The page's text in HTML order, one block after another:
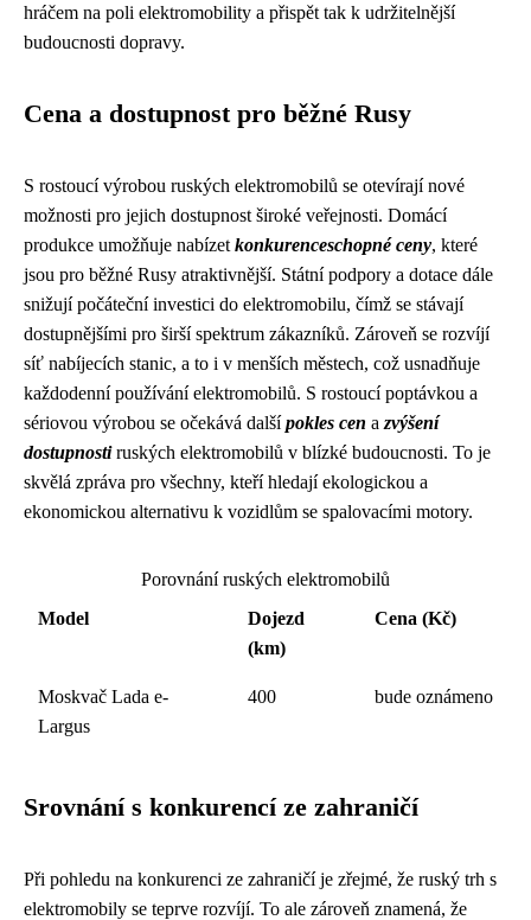
hráčem na poli elektromobility a přispět tak k udržitelnější
budoucnosti dopravy.
Cena a dostupnost pro běžné Rusy
S rostoucí výrobou ruských elektromobilů se otevírají nové
možnosti pro jejich dostupnost široké veřejnosti. Domácí
produkce umožňuje nabízet konkurenceschopné ceny, které
jsou pro běžné Rusy atraktivnější. Státní podpory a dotace dále
snižují počáteční investici do elektromobilu, čímž se stávají
dostupnějšími pro širší spektrum zákazníků. Zároveň se rozvíjí
síť nabíjecích stanic, a to i v menších městech, což usnadňuje
každodenní používání elektromobilů. S rostoucí poptávkou a
sériovou výrobou se očekává dalšípokles cen a zvýšení
dostupnostiruských elektromobilů v blízké budoucnosti. To je
skvělá zpráva pro všechny, kteří hledají ekologickou a
ekonomickou alternativu k vozidlům se spalovacími motory.
Porovnání ruských elektromobilů
Model
Dojezd
(km)
Cena (Kč)
Moskvač Lada e-
Largus
400 bude oznámeno
Srovnání s konkurencí ze zahraničí
Při pohledu na konkurenci ze zahraničí je zřejmé, že ruský trh s
elektromobily se teprve rozvíjí. To ale zároveň znamená, že